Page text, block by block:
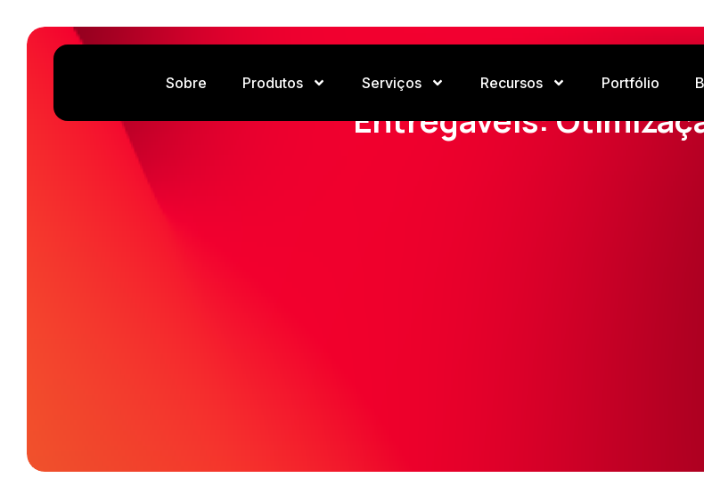
Sobre Produtos Serviços Recursos Portfólio
Otimização de
Entregáveis: